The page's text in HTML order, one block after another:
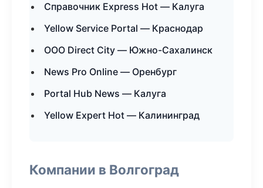
Справочник Express Hot — Калуга
Yellow Service Portal — Краснодар
ООО Direct City — Южно-Сахалинск
News Pro Online — Оренбург
Portal Hub News — Калуга
Yellow Expert Hot — Калининград
Компании в Волгоград